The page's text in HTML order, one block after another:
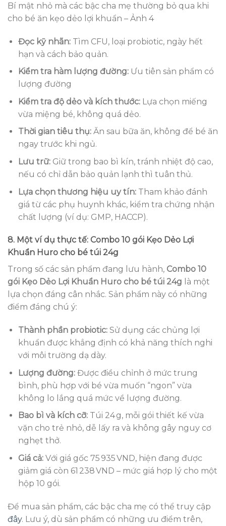
Bí mật nhỏ mà các bậc cha mẹ thường bỏ qua khi
cho bé ăn kẹo dẻo lợi khuẩn – Ảnh 4
Đọc kỹ nhãn:Tìm CFU, loại probiotic, ngày hết
hạn và cách bảo quản.
Kiểm tra hàm lượng đường:Ưu tiên sản phẩm có
lượng đường
Kiểm tra độ dẻo và kích thước:Lựa chọn miếng
vừa miệng bé, không quá dẻo.
Thời gian tiêu thụ:Ăn sau bữa ăn, không để bé ăn
ngay trước khi ngủ.
Lưu trữ:Giữ trong bao bì kín, tránh nhiệt độ cao,
nếu có chỉ dẫn bảo quản lạnh thì tuân thủ.
Lựa chọn thương hiệu uy tín:Tham khảo đánh
giá từ các phụ huynh khác, kiểm tra chứng nhận
chất lượng (ví dụ: GMP, HACCP).
8. Một ví dụ thực tế: Combo 10 gói Kẹo Dẻo Lợi
Khuẩn Huro cho bé túi 24g
Trong số các sản phẩm đang lưu hành, Combo 10
gói Kẹo Dẻo Lợi Khuẩn Huro cho bé túi 24g là một
lựa chọn đáng cân nhắc. Sản phẩm này có những
điểm đáng chú ý:
Thành phần probiotic:Sử dụng các chủng lợi
khuẩn được khẳng định có khả năng thích nghi
với môi trường dạ dày.
Lượng đường:Được điều chỉnh ở mức trung
bình, phù hợp với bé vừa muốn “ngon” vừa
không lo lắng quá mức về lượng đường.
Bao bì và kích cỡ:Túi 24 g, mỗi gói thiết kế vừa
vặn cho trẻ nhỏ, dễ lấy ra và không gây nguy cơ
nghẹt thở.
Giá cả:Với giá gốc 75 935 VND, hiện đang được
giảm giá còn 61 238 VND – mức giá hợp lý cho một
hộp 10 gói.
Để mua sản phẩm, các bậc cha mẹ có thể truy cập
đây. Lưu ý, dù sản phẩm có những ưu điểm trên,